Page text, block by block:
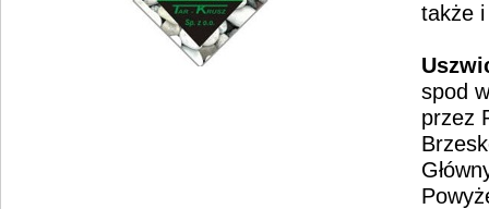
także
spod
przez